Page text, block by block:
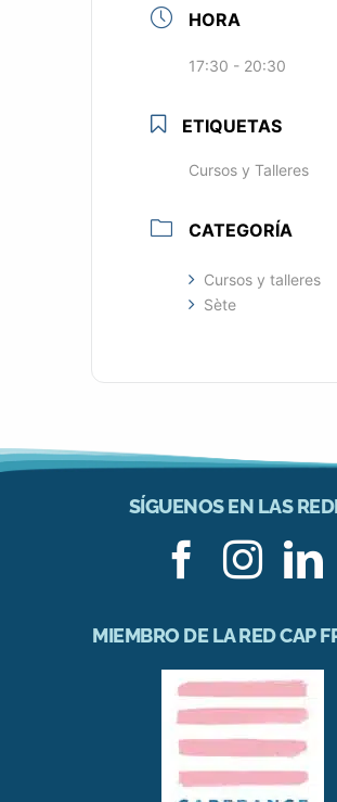
HORA
17:30 - 20:30
ETIQUETAS
Cursos y Talleres
CATEGORÍA
Cursos y talleres
Sète
SÍGUENOS EN LAS
MIEMBRO DE LA RED CAP